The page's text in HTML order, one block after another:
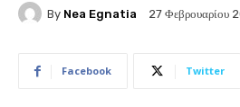
By Nea Egnatia 27 Φεβρουαρίου
Facebook Twitter